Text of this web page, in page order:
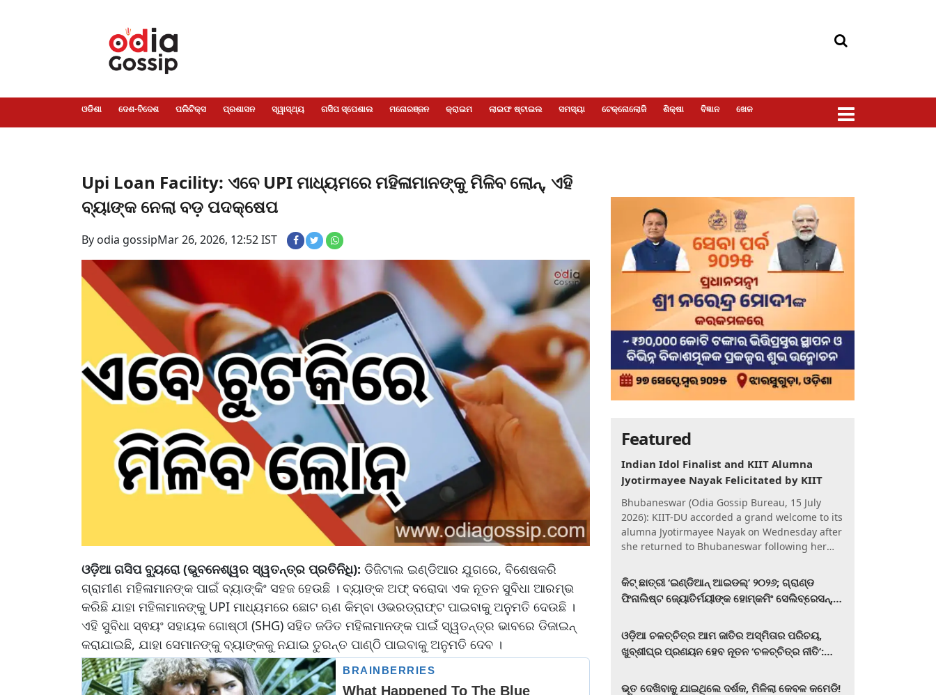
ଓଡିଶା ଦେଶ-ବିଦେଶ ପଲିଟିକ୍ସ ପ୍ରଶାସନ ସ୍ୱାସ୍ଥ୍ୟ ଗସିପ ସ୍ପେଶାଲ ମନୋରଞ୍ଜନ କ୍ରାଇମ ଲାଇଫ ଷ୍ଟାଇଲ ସମସ୍ୟା ଟେକ୍ନୋଲୋଜି ଶିକ୍ଷା ବିଜ୍ଞାନ ଖେଳ
Upi Loan Facility: ଏବେ UPI ମାଧ୍ୟମରେ ମହିଳାମାନଙ୍କୁ ମିଳିବ ଲୋନ୍, ଏହି
ବ୍ୟାଙ୍କ ନେଲା ବଡ଼ ପଦକ୍ଷେପ
By odia gossipMar 26, 2026, 12:52 IST
ଓଡ଼ିଆ ଗସିପ ବ୍ୟୁରୋ (ଭୁବନେଶ୍ୱର ସ୍ୱତନ୍ତ୍ର ପ୍ରତିନିଧି): ଡିଜିଟାଲ ଇଣ୍ଡିଆର ଯୁଗରେ, ବିଶେଷକରି
ଗ୍ରାମୀଣ ମହିଳାମାନଙ୍କ ପାଇଁ ବ୍ୟାଙ୍କିଂ ସହଜ ହେଉଛି । ବ୍ୟାଙ୍କ ଅଫ୍ ବରୋଦା ଏକ ନୂତନ ସୁବିଧା ଆରମ୍ଭ
କରିଛି ଯାହା ମହିଳାମାନଙ୍କୁ UPI ମାଧ୍ୟମରେ ଛୋଟ ଋଣ କିମ୍ବା ଓଭରଡ୍ରାଫ୍ଟ ପାଇବାକୁ ଅନୁମତି ଦେଉଛି ।
ଏହି ସୁବିଧା ସ୍ଵୟଂ ସହାୟକ ଗୋଷ୍ଠୀ (SHG) ସହିତ ଜଡିତ ମହିଳାମାନଙ୍କ ପାଇଁ ସ୍ୱତନ୍ତ୍ର ଭାବରେ ଡିଜାଇନ୍
କରାଯାଇଛି, ଯାହା ସେମାନଙ୍କୁ ବ୍ୟାଙ୍କକୁ ନଯାଇ ତୁରନ୍ତ ପାଣ୍ଠି ପାଇବାକୁ ଅନୁମତି ଦେବ ।
Featured
Indian Idol Finalist and KIIT Alumna
Jyotirmayee Nayak Felicitated by KIIT
Bhubaneswar (Odia Gossip Bureau, 15 July
2026): KIIT-DU accorded a grand welcome to its
alumna Jyotirmayee Nayak on Wednesday after
she returned to Bhubaneswar following her
କିଟ୍‍ ଛାତ୍ରୀ ‘ଇଣ୍ଡିଆନ୍ ଆଇଡଲ୍‌’ ୨୦୨୬; ଗ୍ରାଣ୍ଡ
ଫିନାଲିଷ୍ଟ ଜ୍ୟୋତିର୍ମୟୀଙ୍କ ହୋମ୍‍କମିଂ ସେଲିବ୍ରେସନ୍‍,
ଓଡ଼ିଆ ଚଳଚ୍ଚିତ୍ର ଆମ ଜାତିର ଅସ୍ମିତାର ପରିଚୟ,
ଖୁବ୍‌ଶୀଘ୍ର ପ୍ରଣୟନ ହେବ ନୂତନ ‘ଚଳଚ୍ଚିତ୍ର ନୀତି’:
ଭୂତ ଦେଖିବାକୁ ଯାଇଥିଲେ ଦର୍ଶକ, ମିଳିଲା କେବଳ କମେଡି!